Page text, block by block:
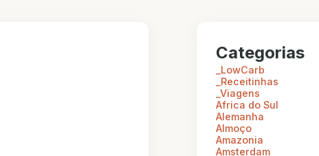
Categorias
_LowCarb
_Receitinhas
_Viagens
Africa do Sul
Alemanha
Almoço
Amazonia
Amsterdam